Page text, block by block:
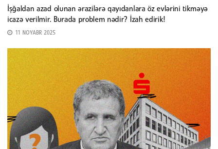
İşğaldan azad olunan ərazilərə qayıdanlara öz evlərini tikməyə
icazə verilmir. Burada problem nədir? İzah edirik!
11 NOYABR 2025